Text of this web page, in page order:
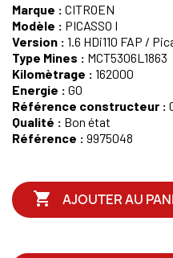
Marque : CITROEN
Modèle : PICASSO I
Version : 1.6 HDi110 FAP /
Type Mines : MCT5306L1863
Kilomètrage : 162000
Energie : GO
Référence constructeur :
Qualité : Bon état
Référence : 9975048
 AJOUTER AU